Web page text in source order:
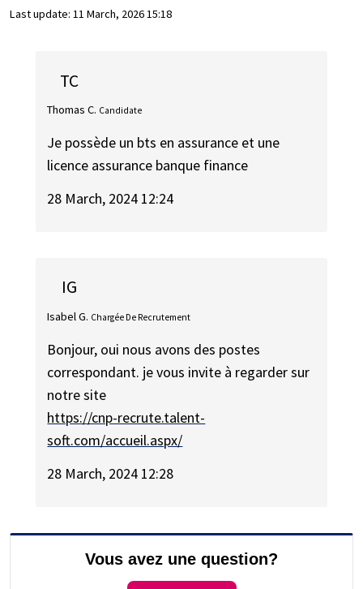
Last update: 11 March, 2026 15:18
TC
Thomas C. Candidate
Je possède un bts en assurance et une
licence assurance banque finance
28 March, 2024 12:24
IG
Isabel G. Chargée De Recrutement
Bonjour, oui nous avons des postes
correspondant. je vous invite à regarder sur
notre site
https://cnp-recrute.talent-
soft.com/accueil.aspx/
28 March, 2024 12:28
Vous avez une question?